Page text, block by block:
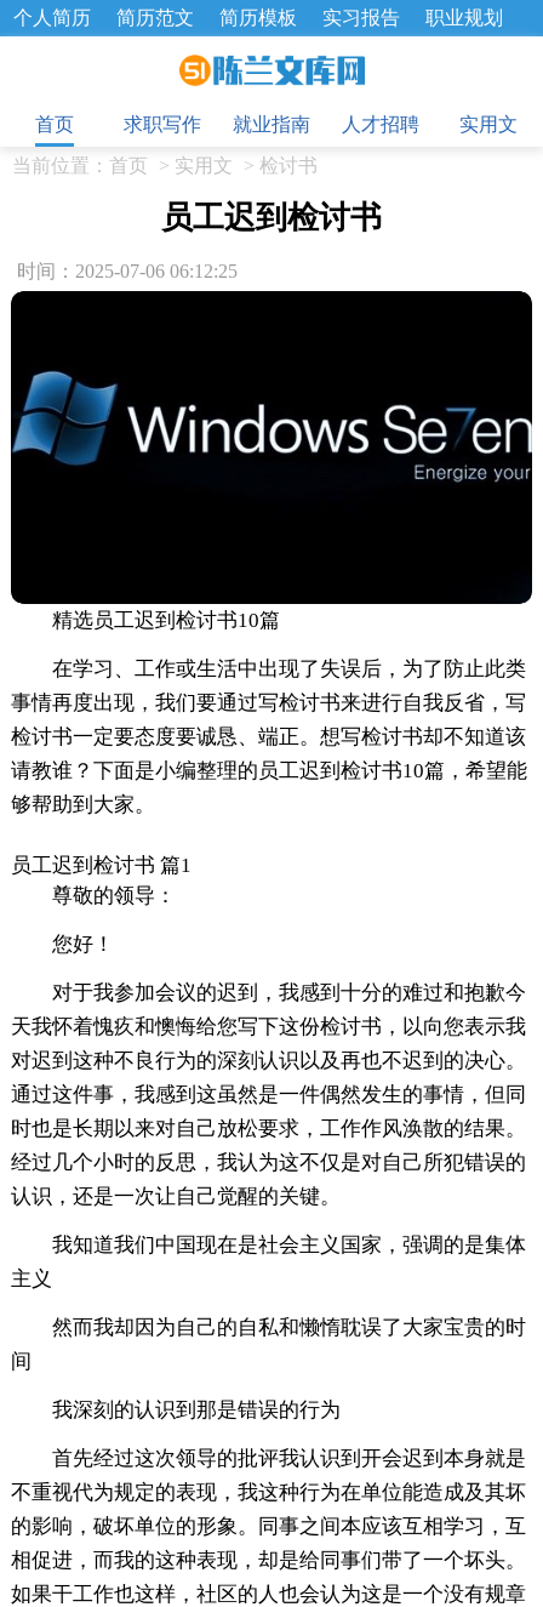
个人简历 简历范文 简历模板 实习报告
职业规划
招聘选拔 绩效考核 企业文化
工作总结
辞职报告
首页
求职写作 就业指南 人才招聘
实用文
当前位置： 首页 > 实用文 > 检讨书
员工迟到检讨书
时间：2025-07-06 06:12:25
精选员工迟到检讨书10篇
在学习、工作或生活中出现了失误后，为了防止此类
事情再度出现，我们要通过写检讨书来进行自我反省，写
检讨书一定要态度要诚恳、端正。想写检讨书却不知道该
请教谁？下面是小编整理的员工迟到检讨书10篇，希望能
够帮助到大家。
员工迟到检讨书 篇1
尊敬的领导：
您好！
对于我参加会议的迟到，我感到十分的难过和抱歉今
天我怀着愧疚和懊悔给您写下这份检讨书，以向您表示我
对迟到这种不良行为的深刻认识以及再也不迟到的决心。
通过这件事，我感到这虽然是一件偶然发生的事情，但同
时也是长期以来对自己放松要求，工作作风涣散的结果。
经过几个小时的反思，我认为这不仅是对自己所犯错误的
认识，还是一次让自己觉醒的关键。
我知道我们中国现在是社会主义国家，强调的是集体
主义
然而我却因为自己的自私和懒惰耽误了大家宝贵的时
间
我深刻的认识到那是错误的行为
首先经过这次领导的批评我认识到开会迟到本身就是
不重视代为规定的表现，我这种行为在单位能造成及其坏
的影响，破坏单位的形象。同事之间本应该互相学习，互
相促进，而我的这种表现，却是给同事们带了一个坏头。
如果干工作也这样，社区的人也会认为这是一个没有规章